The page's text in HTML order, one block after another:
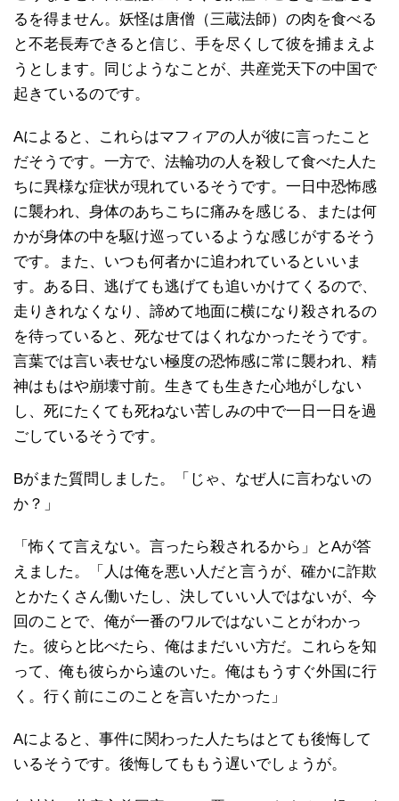
るを得ません。妖怪は唐僧（三蔵法師）の肉を食べる
と不老長寿できると信じ、手を尽くして彼を捕まえよ
うとします。同じようなことが、共産党天下の中国で
起きているのです。
Aによると、これらはマフィアの人が彼に言ったこと
だそうです。一方で、法輪功の人を殺して食べた人た
ちに異様な症状が現れているそうです。一日中恐怖感
に襲われ、身体のあちこちに痛みを感じる、または何
かが身体の中を駆け巡っているような感じがするそう
です。また、いつも何者かに追われているといいま
す。ある日、逃げても逃げても追いかけてくるので、
走りきれなくなり、諦めて地面に横になり殺されるの
を待っていると、死なせてはくれなかったそうです。
言葉では言い表せない極度の恐怖感に常に襲われ、精
神はもはや崩壊寸前。生きても生きた心地がしない
し、死にたくても死ねない苦しみの中で一日一日を過
ごしているそうです。
Bがまた質問しました。「じゃ、なぜ人に言わないの
か？」
「怖くて言えない。言ったら殺されるから」とAが答
えました。「人は俺を悪い人だと言うが、確かに詐欺
とかたくさん働いたし、決していい人ではないが、今
回のことで、俺が一番のワルではないことがわかっ
た。彼らと比べたら、俺はまだいい方だ。これらを知
って、俺も彼らから遠のいた。俺はもうすぐ外国に行
く。行く前にこのことを言いたかった」
Aによると、事件に関わった人たちはとても後悔して
いるそうです。後悔してももう遅いでしょうが。